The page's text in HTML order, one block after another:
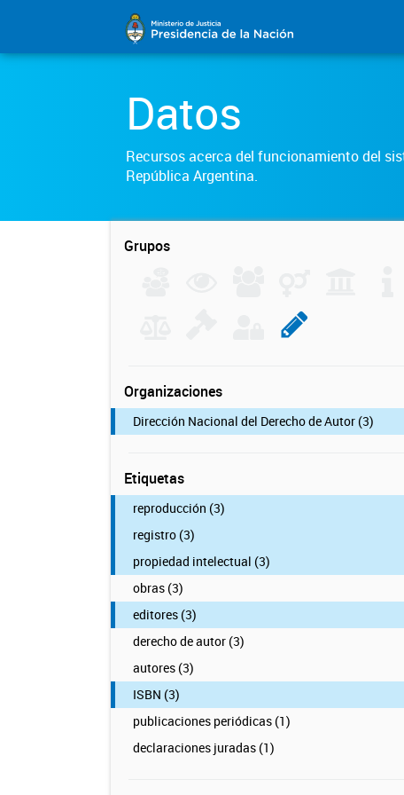
Datos
Recursos acerca del funcionamiento del
República Argentina.
Grupos
Organizaciones
Dirección Nacional del Derecho de Autor (3)
Etiquetas
reproducción (3)
registro (3)
propiedad intelectual (3)
obras (3)
editores (3)
derecho de autor (3)
autores (3)
ISBN (3)
publicaciones periódicas (1)
declaraciones juradas (1)